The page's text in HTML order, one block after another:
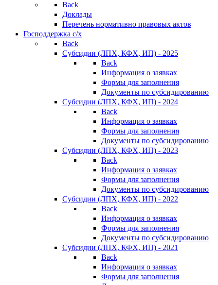
Back
Доклады
Перечень нормативно правовых актов
Господдержка с/х
Back
Субсидии (ЛПХ, КФХ, ИП) - 2025
Back
Информация о заявках
Формы для заполнения
Документы по субсидированию
Субсидии (ЛПХ, КФХ, ИП) - 2024
Back
Информация о заявках
Формы для заполнения
Документы по субсидированию
Субсидии (ЛПХ, КФХ, ИП) - 2023
Back
Информация о заявках
Формы для заполнения
Документы по субсидированию
Субсидии (ЛПХ, КФХ, ИП) - 2022
Back
Информация о заявках
Формы для заполнения
Документы по субсидированию
Субсидии (ЛПХ, КФХ, ИП) - 2021
Back
Информация о заявках
Формы для заполнения